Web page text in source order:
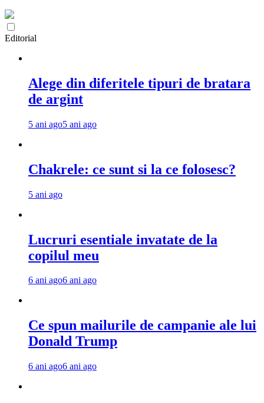
Editorial
Alege din diferitele tipuri de bratara
de argint
5 ani ago5 ani ago
Chakrele: ce sunt si la ce folosesc?
5 ani ago
Lucruri esentiale invatate de la
copilul meu
6 ani ago6 ani ago
Ce spun mailurile de campanie ale lui
Donald Trump
6 ani ago6 ani ago